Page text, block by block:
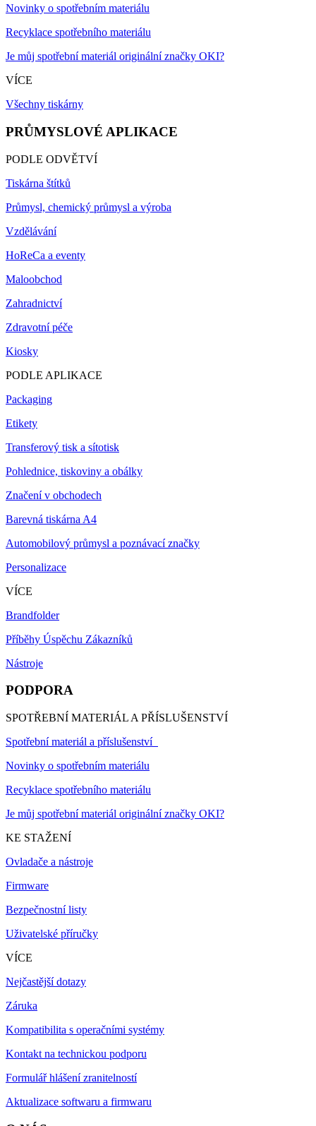
Novinky o spotřebním materiálu
Recyklace spotřebního materiálu
Je můj spotřební materiál originální značky OKI?
VÍCE
Všechny tiskárny
PRŮMYSLOVÉ APLIKACE
PODLE ODVĚTVÍ
Tiskárna štítků
Průmysl, chemický průmysl a výroba
Vzdělávání
HoReCa a eventy
Maloobchod
Zahradnictví
Zdravotní péče
Kiosky
PODLE APLIKACE
Packaging
Etikety
Transferový tisk a sítotisk
Pohlednice, tiskoviny a obálky
Značení v obchodech
Barevná tiskárna A4
Automobilový průmysl a poznávací značky
Personalizace
VÍCE
Brandfolder
Příběhy Úspěchu Zákazníků
Nástroje
PODPORA
SPOTŘEBNÍ MATERIÁL A PŘÍSLUŠENSTVÍ
Spotřební materiál a příslušenství
Novinky o spotřebním materiálu
Recyklace spotřebního materiálu
Je můj spotřební materiál originální značky OKI?
KE STAŽENÍ
Ovladače a nástroje
Firmware
Bezpečnostní listy
Uživatelské příručky
VÍCE
Nejčastější dotazy
Záruka
Kompatibilita s operačními systémy
Kontakt na technickou podporu
Formulář hlášení zranitelností
Aktualizace softwaru a firmwaru